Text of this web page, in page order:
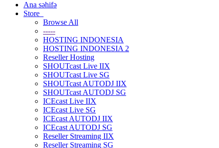
Ana səhifə
Store
Browse All
-----
HOSTING INDONESIA
HOSTING INDONESIA 2
Reseller Hosting
SHOUTcast Live IIX
SHOUTcast Live SG
SHOUTcast AUTODJ IIX
SHOUTcast AUTODJ SG
ICEcast Live IIX
ICEcast Live SG
ICEcast AUTODJ IIX
ICEcast AUTODJ SG
Reseller Streaming IIX
Reseller Streaming SG